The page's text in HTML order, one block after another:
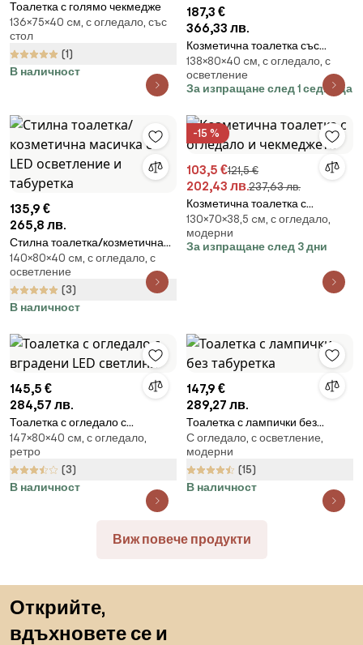
Тоалетка с голямо чекмедже
136×75×40 cм, с огледало, със
стол
(1)
В наличност
187,3 €
366,33 лв.
Козметична тоалетка със
столче, чекмедже и огледало
със LED осветление – бяла
138×80×40 cм, с огледало, с
осветление
За изпращане след 1 седмица
135,9 €
265,8 лв.
Стилна тоалетка/козметична
масичка с LED осветление и
табуретка
140×80×40 cм, с огледало, с
осветление
(3)
В наличност
-15 %
103,5 €121,5 €
202,43 лв.237,63 лв.
Козметична тоалетка с
огледало и чекмеджета
130×70×38,5 cм, с огледало,
модерни
За изпращане след 3 дни
145,5 €
284,57 лв.
Тоалетка с огледало с
вградени LED светлини
147×80×40 cм, с огледало,
ретро
(3)
В наличност
147,9 €
289,27 лв.
Тоалетка с лампички без
табуретка
С огледало, с осветление,
модерни
(15)
В наличност
Виж повече продукти
Открийте,
вдъхновете се и